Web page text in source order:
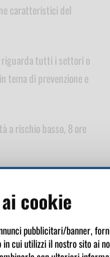
caratteristici del
riguarda tutti i settori o
tema di prevenzione e
a rischio basso, 8 ore
conseguenti misure e
in riferimento
cookie
pubblicitari/banner,
in cui utilizzi il nostro sito ai